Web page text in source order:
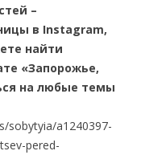
–
в Instagram,
найти
«Запорожье,
на любые темы
sobytyia/a1240397-
pered-